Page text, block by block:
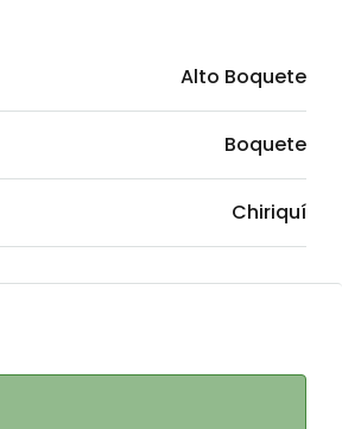
Alto Boquete
Boquete
Chiriquí